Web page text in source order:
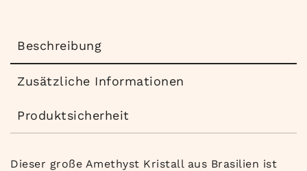
Beschreibung
Zusätzliche Informationen
Produktsicherheit
Dieser große Amethyst Kristall aus Brasilien ist